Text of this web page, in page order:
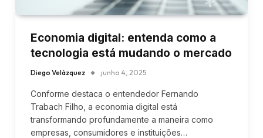
Economia digital: entenda como a
tecnologia está mudando o mercado
Diego Velázquez junho 4, 2025
Conforme destaca o entendedor Fernando
Trabach Filho, a economia digital está
transformando profundamente a maneira como
empresas, consumidores e instituições…